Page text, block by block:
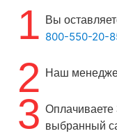
1 Вы
800-550-20-
2 Наш
3 Оплачиваете
выбранный